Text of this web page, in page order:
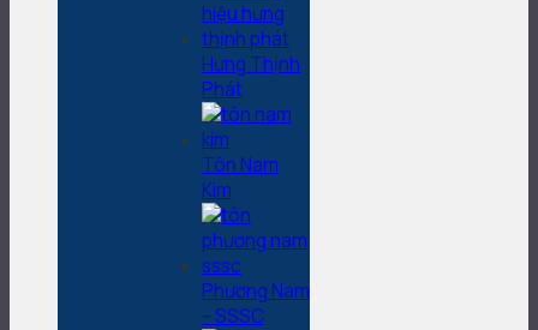
Hưng Thịnh
Phát
Tôn Nam
Kim
Phương Nam
– SSSC